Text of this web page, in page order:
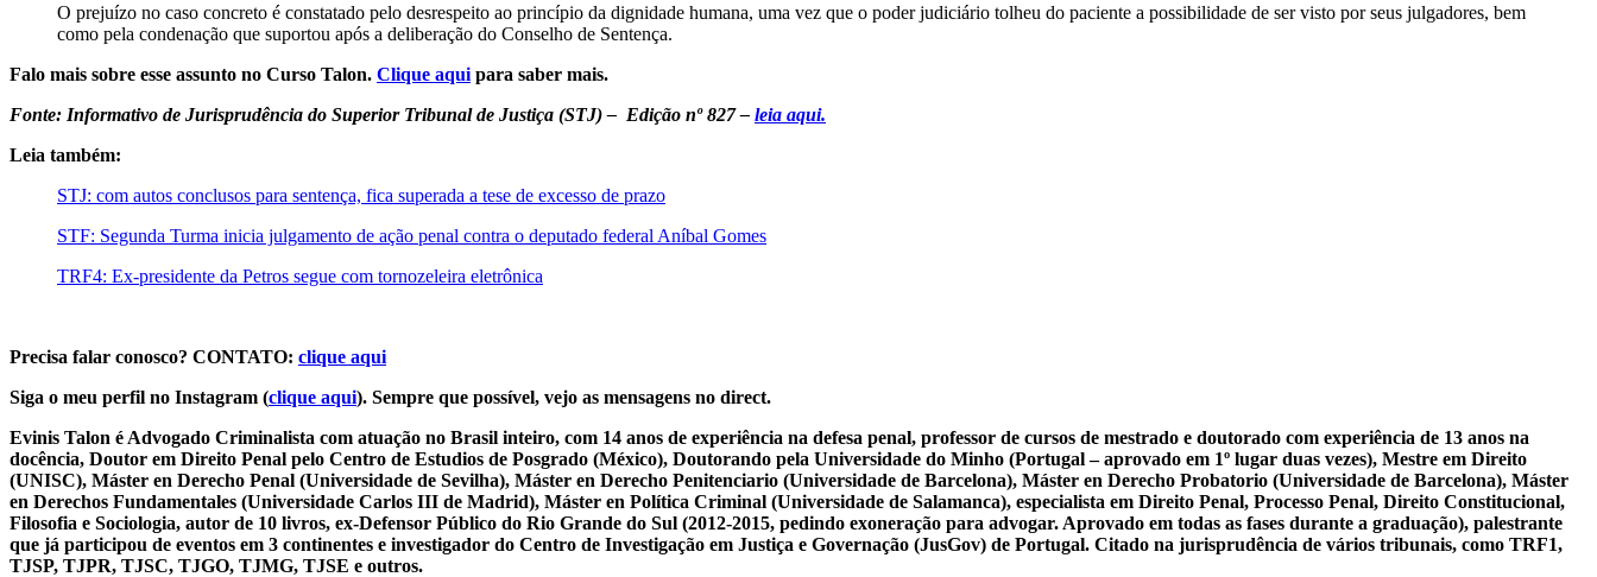
O prejuízo no caso concreto é constatado pelo desrespeito ao princípio da dignidade humana, uma vez que o poder judiciário tolheu do paciente a possibilidade de ser visto por seus julgadores, bem
como pela condenação que suportou após a deliberação do Conselho de Sentença.
Falo mais sobre esse assunto no Curso Talon. Clique aqui para saber mais.
Fonte: Informativo de Jurisprudência do Superior Tribunal de Justiça (STJ) – Edição nº 827 – leia aqui.
Leia também:
STJ: com autos conclusos para sentença, fica superada a tese de excesso de prazo
STF: Segunda Turma inicia julgamento de ação penal contra o deputado federal Aníbal Gomes
TRF4: Ex-presidente da Petros segue com tornozeleira eletrônica
Precisa falar conosco? CONTATO: clique aqui
Siga o meu perfil no Instagram (clique aqui). Sempre que possível, vejo as mensagens no direct.
Evinis Talon é Advogado Criminalista com atuação no Brasil inteiro, com 14 anos de experiência na defesa penal, professor de cursos de mestrado e doutorado com experiência de 13 anos na
docência, Doutor em Direito Penal pelo Centro de Estudios de Posgrado (México), Doutorando pela Universidade do Minho (Portugal – aprovado em 1º lugar duas vezes), Mestre em Direito
(UNISC), Máster en Derecho Penal (Universidade de Sevilha), Máster en Derecho Penitenciario (Universidade de Barcelona), Máster en Derecho Probatorio (Universidade de Barcelona), Máster
en Derechos Fundamentales (Universidade Carlos III de Madrid), Máster en Política Criminal (Universidade de Salamanca), especialista em Direito Penal, Processo Penal, Direito Constitucional,
Filosofia e Sociologia, autor de 10 livros, ex-Defensor Público do Rio Grande do Sul (2012-2015, pedindo exoneração para advogar. Aprovado em todas as fases durante a graduação), palestrante
que já participou de eventos em 3 continentes e investigador do Centro de Investigação em Justiça e Governação (JusGov) de Portugal. Citado na jurisprudência de vários tribunais, como TRF1,
TJSP, TJPR, TJSC, TJGO, TJMG, TJSE e outros.